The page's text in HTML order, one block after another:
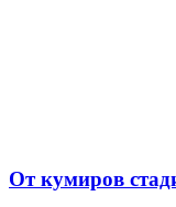
От кумиров